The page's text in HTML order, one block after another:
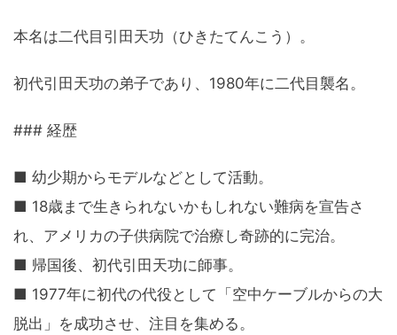
本名は二代目引田天功（ひきたてんこう）。
初代引田天功の弟子であり、1980年に二代目襲名。
### 経歴
■ 幼少期からモデルなどとして活動。
■ 18歳まで生きられないかもしれない難病を宣告さ
れ、アメリカの子供病院で治療し奇跡的に完治。
■ 帰国後、初代引田天功に師事。
■ 1977年に初代の代役として「空中ケーブルからの大
脱出」を成功させ、注目を集める。